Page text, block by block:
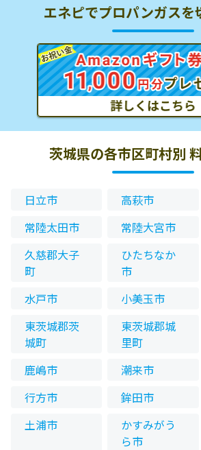
エネピでプロパンガスを
茨城県の各市区町村別
日立市 高萩市
常陸太田市
常陸大宮市
久慈郡大子
町
ひたちなか
市
水戸市
小美玉市
東茨城郡茨
城町
東茨城郡城
里町
鹿嶋市
潮来市
行方市
鉾田市
土浦市
かすみがう
ら市